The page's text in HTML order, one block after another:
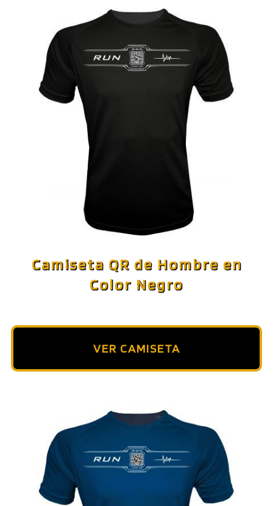
Camiseta QR de Hombre en
Color Negro
VER CAMISETA